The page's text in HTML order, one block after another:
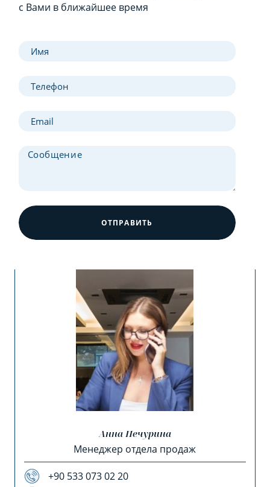
с Вами в ближайшее время
ОТПРАВИТЬ
Анна Печурина
Менеджер отдела продаж
+90 533 073 02 20